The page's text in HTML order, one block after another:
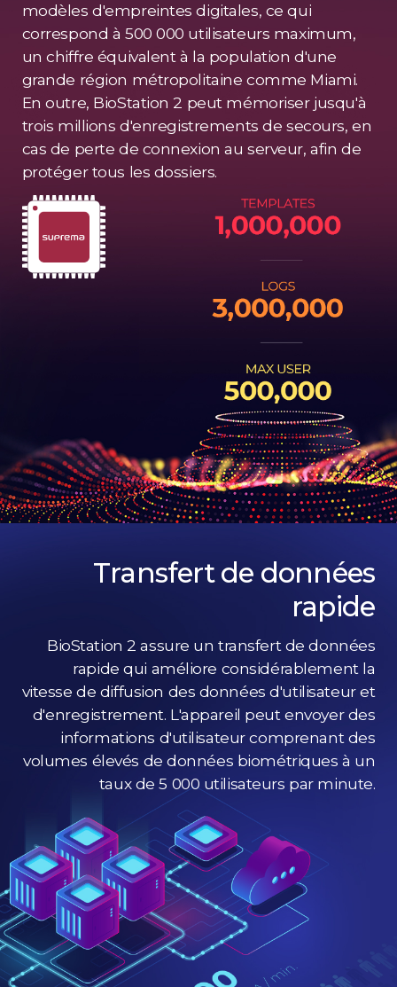
modèles d'empreintes digitales, ce qui
correspond à 500 000 utilisateurs maximum,
un chiffre équivalent à la population d'une
grande région métropolitaine comme Miami.
En outre, BioStation 2 peut mémoriser jusqu'à
trois millions d'enregistrements de secours, en
cas de perte de connexion au serveur, afin de
protéger tous les dossiers.
Transfert de données
rapide
BioStation 2 assure un transfert de données
rapide qui améliore considérablement la
vitesse de diffusion des données d'utilisateur et
d'enregistrement. L'appareil peut envoyer des
informations d'utilisateur comprenant des
volumes élevés de données biométriques à un
taux de 5 000 utilisateurs par minute.